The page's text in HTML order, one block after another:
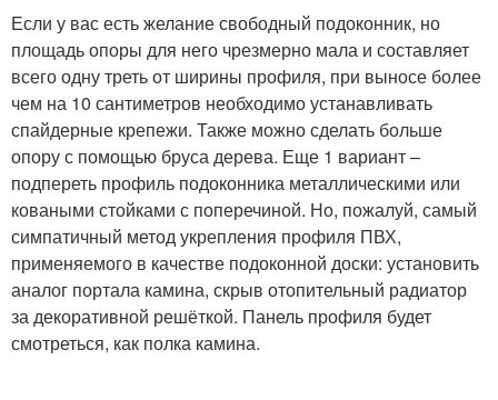
Если у вас есть желание свободный подоконник, но
площадь опоры для него чрезмерно мала и составляет
всего одну треть от ширины профиля, при выносе более
чем на 10 сантиметров необходимо устанавливать
спайдерные крепежи. Также можно сделать больше
опору с помощью бруса дерева. Еще 1 вариант –
подпереть профиль подоконника металлическими или
коваными стойками с поперечиной. Но, пожалуй, самый
симпатичный метод укрепления профиля ПВХ,
применяемого в качестве подоконной доски: установить
аналог портала камина, скрыв отопительный радиатор
за декоративной решёткой. Панель профиля будет
смотреться, как полка камина.